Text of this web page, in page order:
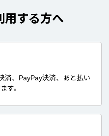
用する方へ
済、PayPay決済、あと払い
す。